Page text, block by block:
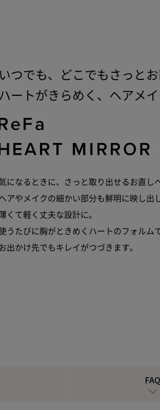
いつでも、どこでもさっとお
ハートがきらめく、ヘアメイ
になるときに、さっと取り出せるお直し
アやメイクの細かい部分も鮮明に映し出
くて軽く丈夫な設計に。
うたびに胸がときめくハートのフォルム
お出かけ先でもキレイがつづきます。
FAQ